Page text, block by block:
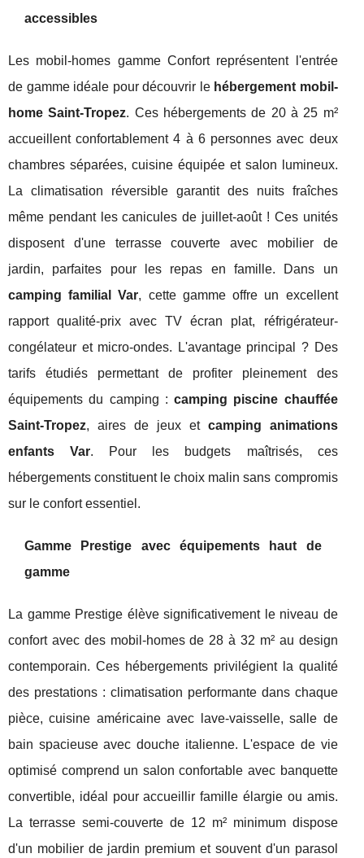
accessibles
Les mobil-homes gamme Confort représentent l'entrée
de gamme idéale pour découvrir le hébergement mobil-
home Saint-Tropez. Ces hébergements de 20 à 25 m²
accueillent confortablement 4 à 6 personnes avec deux
chambres séparées, cuisine équipée et salon lumineux.
La climatisation réversible garantit des nuits fraîches
même pendant les canicules de juillet-août ! Ces unités
disposent d'une terrasse couverte avec mobilier de
jardin, parfaites pour les repas en famille. Dans un
camping familial Var, cette gamme offre un excellent
rapport qualité-prix avec TV écran plat, réfrigérateur-
congélateur et micro-ondes. L'avantage principal ? Des
tarifs étudiés permettant de profiter pleinement des
équipements du camping :camping piscine chauffée
Saint-Tropez, aires de jeux et camping animations
enfants Var. Pour les budgets maîtrisés, ces
hébergements constituent le choix malin sans compromis
sur le confort essentiel.
Gamme Prestige avec équipements haut de
gamme
La gamme Prestige élève significativement le niveau de
confort avec des mobil-homes de 28 à 32 m² au design
contemporain. Ces hébergements privilégient la qualité
des prestations : climatisation performante dans chaque
pièce, cuisine américaine avec lave-vaisselle, salle de
bain spacieuse avec douche italienne. L'espace de vie
optimisé comprend un salon confortable avec banquette
convertible, idéal pour accueillir famille élargie ou amis.
La terrasse semi-couverte de 12 m² minimum dispose
d'un mobilier de jardin premium et souvent d'un parasol